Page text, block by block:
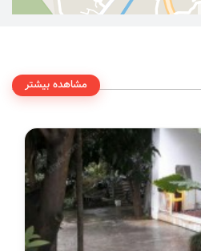
مشاهده بیشتر